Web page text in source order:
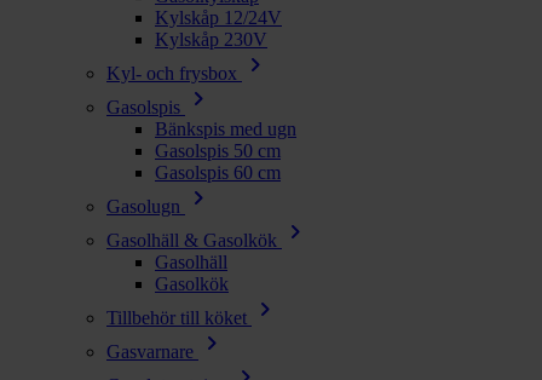
Kylskåp 12/24V
Kylskåp 230V
Kyl- och frysbox
chevron_right
Gasolspis chevron_right
Bänkspis med ugn
Gasolspis 50 cm
Gasolspis 60 cm
Gasolugn
chevron_right
Gasolhäll & Gasolkök chevron_right
Gasolhäll
Gasolkök
Tillbehör till köket
chevron_right
Gasvarnare chevron_right